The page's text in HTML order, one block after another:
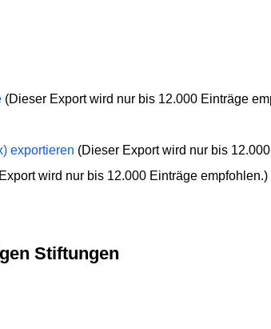
(Dieser Export wird nur bis 12.000 Einträge
exportieren (Dieser Export wird nur bis
wird nur bis 12.000 Einträge empfohlen.)
Stiftungen